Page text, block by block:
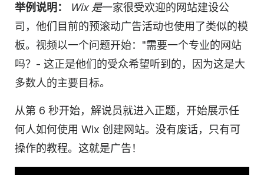
举例说明： Wix是一家很受欢迎的网站建设公
司，他们目前的预滚动广告活动也使用了类似的模
板。 视频以一个问题开始："需要一个专业的网站
吗？- 这正是他们的受众希望听到的，因为这是大
多数人的主要目标。
从第 6 秒开始，解说员就进入正题，开始展示任
何人如何使用 Wix 创建网站。没有废话，只有可
操作的教程。这就是广告！